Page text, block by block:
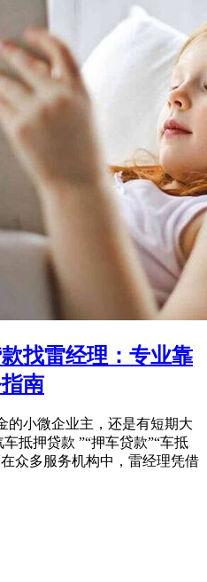
找雷经理：专业靠
南
的小微企业主，还是有短期大
抵押贷款 ”“押车贷款”“车抵
众多服务机构中，雷经理凭借